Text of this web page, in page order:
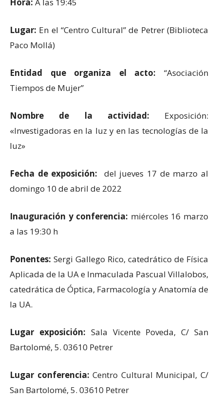
Lugar: En el “Centro Cultural” de Petrer (Biblioteca
Paco Mollá)
Entidad que organiza el acto: “Asociación
Tiempos de Mujer”
Nombre de la actividad: Exposición:
«Investigadoras en la luz y en las tecnologías de la
luz»
Fecha de exposición: del jueves 17 de marzo al
domingo 10 de abril de 2022
Inauguración y conferencia: miércoles 16 marzo
a las 19:30 h
Ponentes: Sergi Gallego Rico, catedrático de Física
Aplicada de la UA e Inmaculada Pascual Villalobos,
catedrática de Óptica, Farmacología y Anatomía de
la UA.
Lugar exposición: Sala Vicente Poveda, C/ San
Bartolomé, 5. 03610 Petrer
Lugar conferencia: Centro Cultural Municipal, C/
San Bartolomé, 5. 03610 Petrer